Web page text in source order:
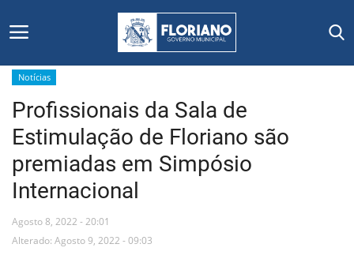
Início
Editais
Floriano
Secretarias e Órgãos
Notícias
Profissionais da Sala de
Estimulação de Floriano são
premiadas em Simpósio
Internacional
Agosto 8, 2022 - 20:01
Alterado: Agosto 9, 2022 - 09:03